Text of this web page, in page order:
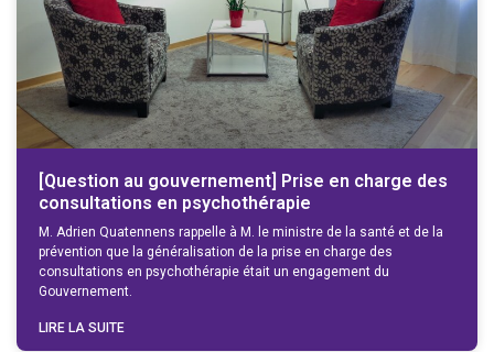
[Question au gouvernement] Prise en charge des
consultations en psychothérapie
M. Adrien Quatennens rappelle à M. le ministre de la santé et de la
prévention que la généralisation de la prise en charge des
consultations en psychothérapie était un engagement du
Gouvernement.
LIRE LA SUITE